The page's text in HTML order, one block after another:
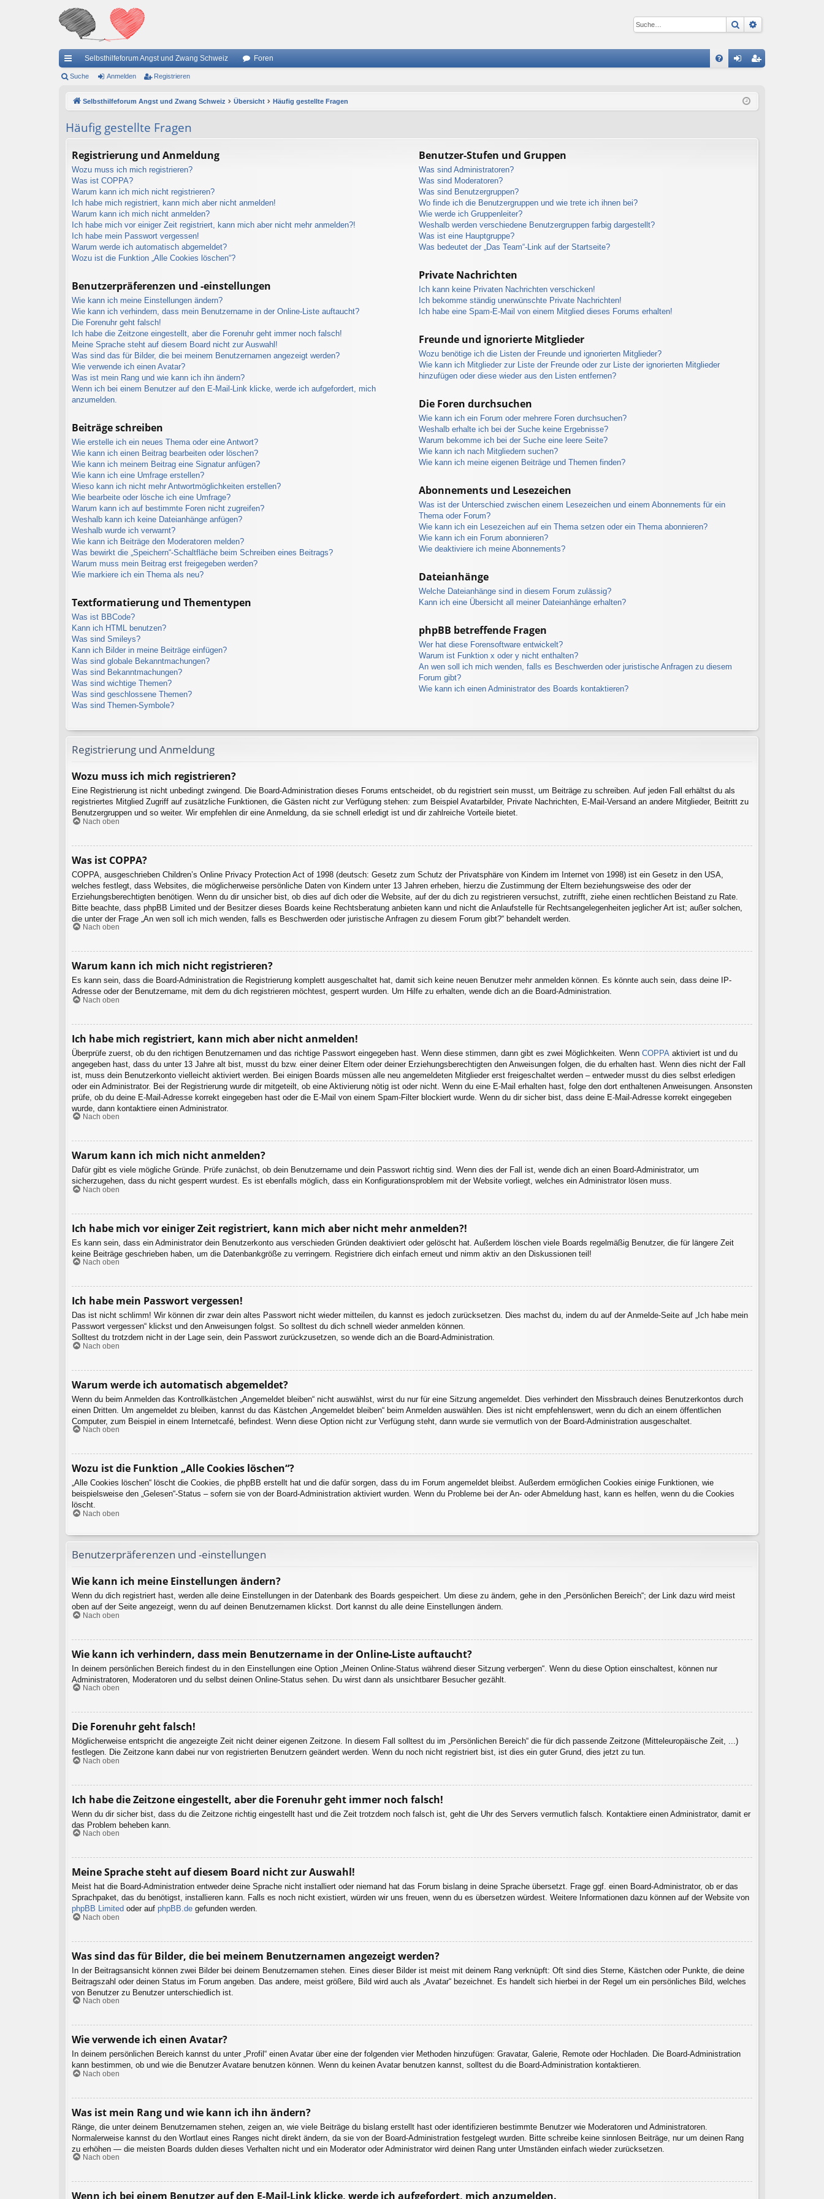
Suche
ch
ug
Selbsthilfeforum Angst und Zwang Schweiz Foren
ist
Suche Anmelden Registrieren
Selbsthilfeforum Angst und Zwang Schweiz Übersicht Häufig gestellte Fragen
Häufig gestellte Fragen
Registrierung und Anmeldung
Wozu muss ich mich registrieren?
Was ist COPPA?
Warum kann ich mich nicht registrieren?
Ich habe mich registriert, kann mich aber nicht anmelden!
Warum kann ich mich nicht anmelden?
Ich habe mich vor einiger Zeit registriert, kann mich aber nicht mehr anmelden?!
Ich habe mein Passwort vergessen!
Warum werde ich automatisch abgemeldet?
Wozu ist die Funktion „Alle Cookies löschen“?
Benutzerpräferenzen und -einstellungen
Wie kann ich meine Einstellungen ändern?
Wie kann ich verhindern, dass mein Benutzername in der Online-Liste auftaucht?
Die Forenuhr geht falsch!
Ich habe die Zeitzone eingestellt, aber die Forenuhr geht immer noch falsch!
Meine Sprache steht auf diesem Board nicht zur Auswahl!
Was sind das für Bilder, die bei meinem Benutzernamen angezeigt werden?
Wie verwende ich einen Avatar?
Was ist mein Rang und wie kann ich ihn ändern?
Wenn ich bei einem Benutzer auf den E-Mail-Link klicke, werde ich aufgefordert, mich
anzumelden.
Beiträge schreiben
Wie erstelle ich ein neues Thema oder eine Antwort?
Wie kann ich einen Beitrag bearbeiten oder löschen?
Wie kann ich meinem Beitrag eine Signatur anfügen?
Wie kann ich eine Umfrage erstellen?
Wieso kann ich nicht mehr Antwortmöglichkeiten erstellen?
Wie bearbeite oder lösche ich eine Umfrage?
Warum kann ich auf bestimmte Foren nicht zugreifen?
Weshalb kann ich keine Dateianhänge anfügen?
Weshalb wurde ich verwarnt?
Wie kann ich Beiträge den Moderatoren melden?
Was bewirkt die „Speichern“-Schaltfläche beim Schreiben eines Beitrags?
Warum muss mein Beitrag erst freigegeben werden?
Wie markiere ich ein Thema als neu?
Textformatierung und Thementypen
Was ist BBCode?
Kann ich HTML benutzen?
Was sind Smileys?
Kann ich Bilder in meine Beiträge einfügen?
Was sind globale Bekanntmachungen?
Was sind Bekanntmachungen?
Was sind wichtige Themen?
Was sind geschlossene Themen?
Was sind Themen-Symbole?
Benutzer-Stufen und Gruppen
Was sind Administratoren?
Was sind Moderatoren?
Was sind Benutzergruppen?
Wo finde ich die Benutzergruppen und wie trete ich ihnen bei?
Wie werde ich Gruppenleiter?
Weshalb werden verschiedene Benutzergruppen farbig dargestellt?
Was ist eine Hauptgruppe?
Was bedeutet der „Das Team“-Link auf der Startseite?
Private Nachrichten
Ich kann keine Privaten Nachrichten verschicken!
Ich bekomme ständig unerwünschte Private Nachrichten!
Ich habe eine Spam-E-Mail von einem Mitglied dieses Forums erhalten!
Freunde und ignorierte Mitglieder
Wozu benötige ich die Listen der Freunde und ignorierten Mitglieder?
Wie kann ich Mitglieder zur Liste der Freunde oder zur Liste der ignorierten Mitglieder
hinzufügen oder diese wieder aus den Listen entfernen?
Die Foren durchsuchen
Wie kann ich ein Forum oder mehrere Foren durchsuchen?
Weshalb erhalte ich bei der Suche keine Ergebnisse?
Warum bekomme ich bei der Suche eine leere Seite?
Wie kann ich nach Mitgliedern suchen?
Wie kann ich meine eigenen Beiträge und Themen finden?
Abonnements und Lesezeichen
Was ist der Unterschied zwischen einem Lesezeichen und einem Abonnements für ein
Thema oder Forum?
Wie kann ich ein Lesezeichen auf ein Thema setzen oder ein Thema abonnieren?
Wie kann ich ein Forum abonnieren?
Wie deaktiviere ich meine Abonnements?
Dateianhänge
Welche Dateianhänge sind in diesem Forum zulässig?
Kann ich eine Übersicht all meiner Dateianhänge erhalten?
phpBB betreffende Fragen
Wer hat diese Forensoftware entwickelt?
Warum ist Funktion x oder y nicht enthalten?
An wen soll ich mich wenden, falls es Beschwerden oder juristische Anfragen zu diesem
Forum gibt?
Wie kann ich einen Administrator des Boards kontaktieren?
Registrierung und Anmeldung
Wozu muss ich mich registrieren?
Eine Registrierung ist nicht unbedingt zwingend. Die Board-Administration dieses Forums entscheidet, ob du registriert sein musst, um Beiträge zu schreiben. Auf jeden Fall erhältst du als
registriertes Mitglied Zugriff auf zusätzliche Funktionen, die Gästen nicht zur Verfügung stehen: zum Beispiel Avatarbilder, Private Nachrichten, E-Mail-Versand an andere Mitglieder, Beitritt zu
Benutzergruppen und so weiter. Wir empfehlen dir eine Anmeldung, da sie schnell erledigt ist und dir zahlreiche Vorteile bietet.
Nach oben
Was ist COPPA?
COPPA, ausgeschrieben Children’s Online Privacy Protection Act of 1998 (deutsch: Gesetz zum Schutz der Privatsphäre von Kindern im Internet von 1998) ist ein Gesetz in den USA,
welches festlegt, dass Websites, die möglicherweise persönliche Daten von Kindern unter 13 Jahren erheben, hierzu die Zustimmung der Eltern beziehungsweise des oder der
Erziehungsberechtigten benötigen. Wenn du dir unsicher bist, ob dies auf dich oder die Website, auf der du dich zu registrieren versuchst, zutrifft, ziehe einen rechtlichen Beistand zu Rate.
Bitte beachte, dass phpBB Limited und der Besitzer dieses Boards keine Rechtsberatung anbieten kann und nicht die Anlaufstelle für Rechtsangelegenheiten jeglicher Art ist; außer solchen,
die unter der Frage „An wen soll ich mich wenden, falls es Beschwerden oder juristische Anfragen zu diesem Forum gibt?“ behandelt werden.
Nach oben
Warum kann ich mich nicht registrieren?
Es kann sein, dass die Board-Administration die Registrierung komplett ausgeschaltet hat, damit sich keine neuen Benutzer mehr anmelden können. Es könnte auch sein, dass deine IP-
Adresse oder der Benutzername, mit dem du dich registrieren möchtest, gesperrt wurden. Um Hilfe zu erhalten, wende dich an die Board-Administration.
Nach oben
Ich habe mich registriert, kann mich aber nicht anmelden!
Überprüfe zuerst, ob du den richtigen Benutzernamen und das richtige Passwort eingegeben hast. Wenn diese stimmen, dann gibt es zwei Möglichkeiten. Wenn COPPA aktiviert ist und du
angegeben hast, dass du unter 13 Jahre alt bist, musst du bzw. einer deiner Eltern oder deiner Erziehungsberechtigten den Anweisungen folgen, die du erhalten hast. Wenn dies nicht der Fall
ist, muss dein Benutzerkonto vielleicht aktiviert werden. Bei einigen Boards müssen alle neu angemeldeten Mitglieder erst freigeschaltet werden – entweder musst du dies selbst erledigen
oder ein Administrator. Bei der Registrierung wurde dir mitgeteilt, ob eine Aktivierung nötig ist oder nicht. Wenn du eine E-Mail erhalten hast, folge den dort enthaltenen Anweisungen. Ansonsten
prüfe, ob du deine E-Mail-Adresse korrekt eingegeben hast oder die E-Mail von einem Spam-Filter blockiert wurde. Wenn du dir sicher bist, dass deine E-Mail-Adresse korrekt eingegeben
wurde, dann kontaktiere einen Administrator.
Nach oben
Warum kann ich mich nicht anmelden?
Dafür gibt es viele mögliche Gründe. Prüfe zunächst, ob dein Benutzername und dein Passwort richtig sind. Wenn dies der Fall ist, wende dich an einen Board-Administrator, um
sicherzugehen, dass du nicht gesperrt wurdest. Es ist ebenfalls möglich, dass ein Konfigurationsproblem mit der Website vorliegt, welches ein Administrator lösen muss.
Nach oben
Ich habe mich vor einiger Zeit registriert, kann mich aber nicht mehr anmelden?!
Es kann sein, dass ein Administrator dein Benutzerkonto aus verschieden Gründen deaktiviert oder gelöscht hat. Außerdem löschen viele Boards regelmäßig Benutzer, die für längere Zeit
keine Beiträge geschrieben haben, um die Datenbankgröße zu verringern. Registriere dich einfach erneut und nimm aktiv an den Diskussionen teil!
Nach oben
Ich habe mein Passwort vergessen!
Das ist nicht schlimm! Wir können dir zwar dein altes Passwort nicht wieder mitteilen, du kannst es jedoch zurücksetzen. Dies machst du, indem du auf der Anmelde-Seite auf „Ich habe mein
Passwort vergessen“ klickst und den Anweisungen folgst. So solltest du dich schnell wieder anmelden können.
Solltest du trotzdem nicht in der Lage sein, dein Passwort zurückzusetzen, so wende dich an die Board-Administration.
Nach oben
Warum werde ich automatisch abgemeldet?
Wenn du beim Anmelden das Kontrollkästchen „Angemeldet bleiben“ nicht auswählst, wirst du nur für eine Sitzung angemeldet. Dies verhindert den Missbrauch deines Benutzerkontos durch
einen Dritten. Um angemeldet zu bleiben, kannst du das Kästchen „Angemeldet bleiben“ beim Anmelden auswählen. Dies ist nicht empfehlenswert, wenn du dich an einem öffentlichen
Computer, zum Beispiel in einem Internetcafé, befindest. Wenn diese Option nicht zur Verfügung steht, dann wurde sie vermutlich von der Board-Administration ausgeschaltet.
Nach oben
Wozu ist die Funktion „Alle Cookies löschen“?
„Alle Cookies löschen“ löscht die Cookies, die phpBB erstellt hat und die dafür sorgen, dass du im Forum angemeldet bleibst. Außerdem ermöglichen Cookies einige Funktionen, wie
beispielsweise den „Gelesen“-Status – sofern sie von der Board-Administration aktiviert wurden. Wenn du Probleme bei der An- oder Abmeldung hast, kann es helfen, wenn du die Cookies
löscht.
Nach oben
Benutzerpräferenzen und -einstellungen
Wie kann ich meine Einstellungen ändern?
Wenn du dich registriert hast, werden alle deine Einstellungen in der Datenbank des Boards gespeichert. Um diese zu ändern, gehe in den „Persönlichen Bereich“; der Link dazu wird meist
oben auf der Seite angezeigt, wenn du auf deinen Benutzernamen klickst. Dort kannst du alle deine Einstellungen ändern.
Nach oben
Wie kann ich verhindern, dass mein Benutzername in der Online-Liste auftaucht?
In deinem persönlichen Bereich findest du in den Einstellungen eine Option „Meinen Online-Status während dieser Sitzung verbergen“. Wenn du diese Option einschaltest, können nur
Administratoren, Moderatoren und du selbst deinen Online-Status sehen. Du wirst dann als unsichtbarer Besucher gezählt.
Nach oben
Die Forenuhr geht falsch!
Möglicherweise entspricht die angezeigte Zeit nicht deiner eigenen Zeitzone. In diesem Fall solltest du im „Persönlichen Bereich“ die für dich passende Zeitzone (Mitteleuropäische Zeit, ...)
festlegen. Die Zeitzone kann dabei nur von registrierten Benutzern geändert werden. Wenn du noch nicht registriert bist, ist dies ein guter Grund, dies jetzt zu tun.
Nach oben
Ich habe die Zeitzone eingestellt, aber die Forenuhr geht immer noch falsch!
Wenn du dir sicher bist, dass du die Zeitzone richtig eingestellt hast und die Zeit trotzdem noch falsch ist, geht die Uhr des Servers vermutlich falsch. Kontaktiere einen Administrator, damit er
das Problem beheben kann.
Nach oben
Meine Sprache steht auf diesem Board nicht zur Auswahl!
Meist hat die Board-Administration entweder deine Sprache nicht installiert oder niemand hat das Forum bislang in deine Sprache übersetzt. Frage ggf. einen Board-Administrator, ob er das
Sprachpaket, das du benötigst, installieren kann. Falls es noch nicht existiert, würden wir uns freuen, wenn du es übersetzen würdest. Weitere Informationen dazu können auf der Website von
phpBB Limited oder auf phpBB.de gefunden werden.
Nach oben
Was sind das für Bilder, die bei meinem Benutzernamen angezeigt werden?
In der Beitragsansicht können zwei Bilder bei deinem Benutzernamen stehen. Eines dieser Bilder ist meist mit deinem Rang verknüpft: Oft sind dies Sterne, Kästchen oder Punkte, die deine
Beitragszahl oder deinen Status im Forum angeben. Das andere, meist größere, Bild wird auch als „Avatar“ bezeichnet. Es handelt sich hierbei in der Regel um ein persönliches Bild, welches
von Benutzer zu Benutzer unterschiedlich ist.
Nach oben
Wie verwende ich einen Avatar?
In deinem persönlichen Bereich kannst du unter „Profil“ einen Avatar über eine der folgenden vier Methoden hinzufügen: Gravatar, Galerie, Remote oder Hochladen. Die Board-Administration
kann bestimmen, ob und wie die Benutzer Avatare benutzen können. Wenn du keinen Avatar benutzen kannst, solltest du die Board-Administration kontaktieren.
Nach oben
Was ist mein Rang und wie kann ich ihn ändern?
Ränge, die unter deinem Benutzernamen stehen, zeigen an, wie viele Beiträge du bislang erstellt hast oder identifizieren bestimmte Benutzer wie Moderatoren und Administratoren.
Normalerweise kannst du den Wortlaut eines Ranges nicht direkt ändern, da sie von der Board-Administration festgelegt wurden. Bitte schreibe keine sinnlosen Beiträge, nur um deinen Rang
zu erhöhen — die meisten Boards dulden dieses Verhalten nicht und ein Moderator oder Administrator wird deinen Rang unter Umständen einfach wieder zurücksetzen.
Nach oben
Wenn ich bei einem Benutzer auf den E-Mail-Link klicke, werde ich aufgefordert, mich anzumelden.